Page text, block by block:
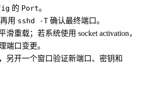
的 Port。
用 sshd -T 确认最终端口。
滑重载；若系统使用 socket activation，
端口变更。
另开一个窗口验证新端口、密钥和